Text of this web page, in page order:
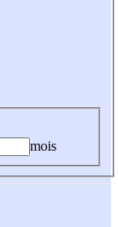
mois